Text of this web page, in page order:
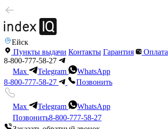
Ейск
Пункты выдачи Контакты Гарантия
Оплата
8-800-777-58-27
Max
Telegram
WhatsApp
8-800-777-58-27
Позвонить
Max Telegram
WhatsApp
Позвонить8-800-777-58-27